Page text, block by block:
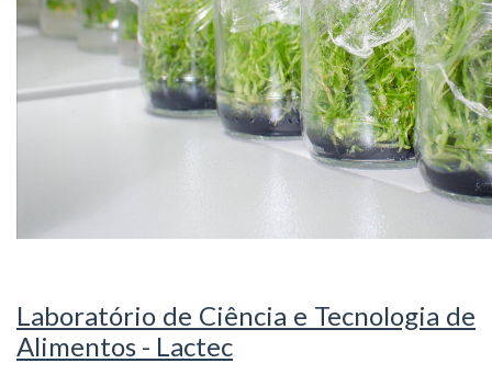
Laboratório de Ciência e Tecnologia de
Alimentos - Lactec